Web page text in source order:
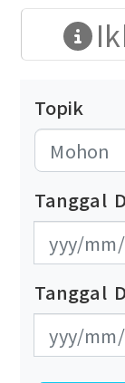
Topik
Tanggal
發布日期開始
發布日期結束
Tanggal
更新日期開始
更新日期結束